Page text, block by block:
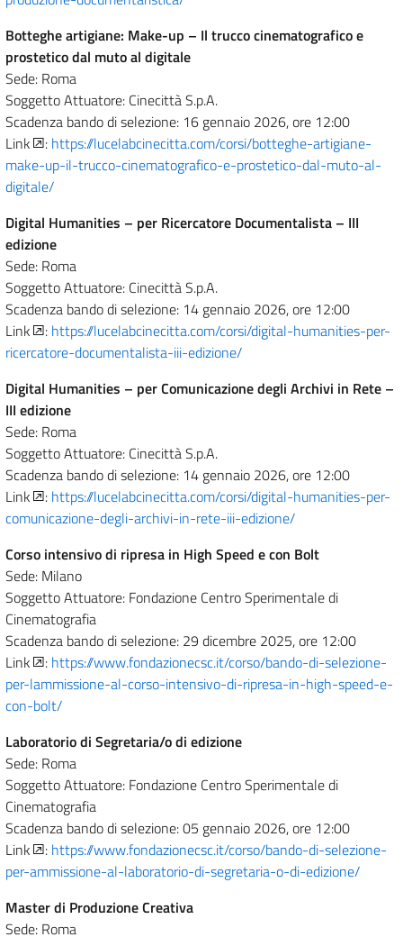
Botteghe artigiane: Make-up – Il trucco cinematografico e
prostetico dal muto al digitale
Sede: Roma
Soggetto Attuatore: Cinecittà S.p.A.
Scadenza bando di selezione: 16 gennaio 2026, ore 12:00
Link
: https://lucelabcinecitta.com/corsi/botteghe-artigiane-
make-up-il-trucco-cinematografico-e-prostetico-dal-muto-al-
digitale/
Digital Humanities – per Ricercatore Documentalista – III
edizione
Sede: Roma
Soggetto Attuatore: Cinecittà S.p.A.
Scadenza bando di selezione: 14 gennaio 2026, ore 12:00
Link
: https://lucelabcinecitta.com/corsi/digital-humanities-per-
ricercatore-documentalista-iii-edizione/
Digital Humanities – per Comunicazione degli Archivi in Rete –
III edizione
Sede: Roma
Soggetto Attuatore: Cinecittà S.p.A.
Scadenza bando di selezione: 14 gennaio 2026, ore 12:00
Link
: https://lucelabcinecitta.com/corsi/digital-humanities-per-
comunicazione-degli-archivi-in-rete-iii-edizione/
Corso intensivo di ripresa in High Speed e con Bolt
Sede: Milano
Soggetto Attuatore: Fondazione Centro Sperimentale di
Cinematografia
Scadenza bando di selezione: 29 dicembre 2025, ore 12:00
Link
: https://www.fondazionecsc.it/corso/bando-di-selezione-
per-lammissione-al-corso-intensivo-di-ripresa-in-high-speed-e-
con-bolt/
Laboratorio di Segretaria/o di edizione
Sede: Roma
Soggetto Attuatore: Fondazione Centro Sperimentale di
Cinematografia
Scadenza bando di selezione: 05 gennaio 2026, ore 12:00
Link
: https://www.fondazionecsc.it/corso/bando-di-selezione-
per-ammissione-al-laboratorio-di-segretaria-o-di-edizione/
Master di Produzione Creativa
Sede: Roma